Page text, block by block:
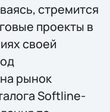
стремится
проекты в
своей
рынок
Softline-